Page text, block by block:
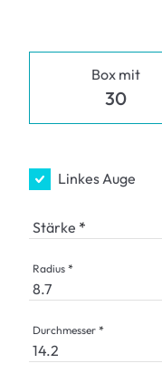
Box mit
30
Linkes Auge
Stärke
Radius
Durchmesser